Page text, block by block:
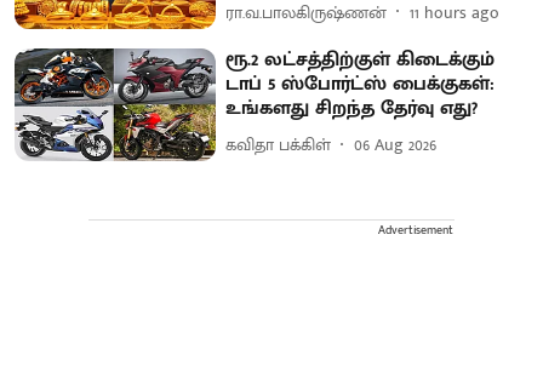
ரா.வ.பாலகிருஷ்ணன் 11 hours ago
ரூ.2 லட்சத்திற்குள் கிடைக்கும்
டாப் 5 ஸ்போர்ட்ஸ் பைக்குகள்:
உங்களது சிறந்த தேர்வு எது?
கவிதா பக்கிள் 06 Aug 2026
Advertisement